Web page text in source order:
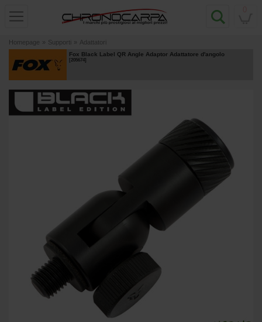
Homepage » Supporti » Adattatori
Fox Black Label QR Angle Adaptor Adattatore d'angolo
[205674]